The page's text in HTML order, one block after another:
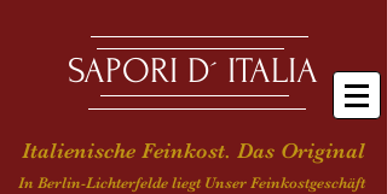
SAPORI D´ ITALIA
Italienische Feinkost. Das Original
In Berlin-Lichterfelde liegt Unser Feinkostgeschäft